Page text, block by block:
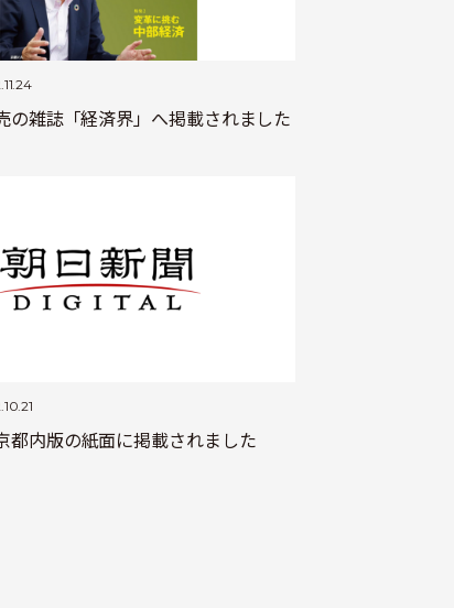
の雑誌「経済界」へ掲載されました
都内版の紙面に掲載されました